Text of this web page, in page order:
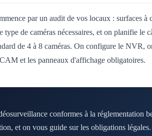
par un audit de vos locaux : surfaces
type de caméras nécessaires, et on planifie
de 4 à 8 caméras. On configure le NVR,
et les panneaux d'affichage obligatoires.
conformes à la réglementation
et on vous guide sur les obligations